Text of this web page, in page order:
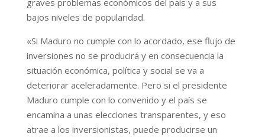
bajos niveles de popularidad.
«Si Maduro no cumple con lo acordado, ese flujo de
inversiones no se producirá y en consecuencia la
situación económica, política y social se va a
deteriorar aceleradamente. Pero si el presidente
Maduro cumple con lo convenido y el país se
encamina a unas elecciones transparentes, y eso
atrae a los inversionistas, puede producirse un